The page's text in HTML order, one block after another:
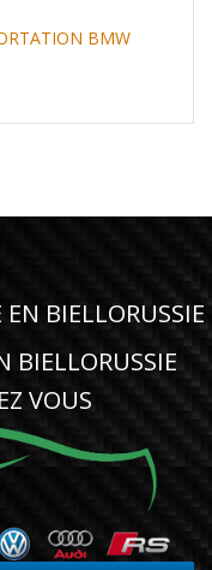
BMW
BIELLORUSSIE
BIELLORUSSIE
VOUS